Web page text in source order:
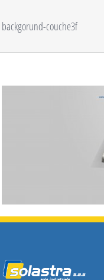
backgorund-couche3f